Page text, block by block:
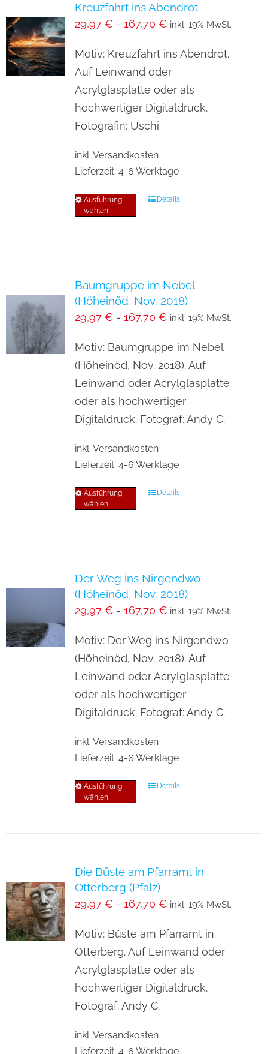
auf.
Optionen
können
auf
der
Produktseite
werden
Kreuzfahrt ins Abendrot
29,97 €- 167,70 € inkl. 19% MwSt.
Motiv: Kreuzfahrt ins Abendrot.
Auf Leinwand oder
Acrylglasplatte oder als
hochwertiger Digitaldruck.
Fotografin: Uschi
inkl. Versandkosten
Lieferzeit: 4-6 Werktage
Ausführung
wählen
Dieses
auf.
können
auf
der
Produktseite
gewählt
Details
Baumgruppe im Nebel
(Höheinöd, Nov. 2018)
29,97 €- 167,70 € inkl. 19% MwSt.
Motiv: Baumgruppe im Nebel
(Höheinöd, Nov. 2018). Auf
Leinwand oder Acrylglasplatte
oder als hochwertiger
Digitaldruck. Fotograf: Andy C.
inkl. Versandkosten
Lieferzeit: 4-6 Werktage
Ausführung
wählen
Dieses
auf.
können
auf
der
Produktseite
gewählt
Details
Der Weg ins Nirgendwo
(Höheinöd, Nov. 2018)
29,97 €- 167,70 € inkl. 19% MwSt.
Motiv: Der Weg ins Nirgendwo
(Höheinöd, Nov. 2018). Auf
Leinwand oder Acrylglasplatte
oder als hochwertiger
Digitaldruck. Fotograf: Andy C.
inkl. Versandkosten
Lieferzeit: 4-6 Werktage
Ausführung
wählen
Dieses
auf.
können
auf
der
Produktseite
gewählt
Details
Die Büste am Pfarramt in
Otterberg (Pfalz)
29,97 €- 167,70 € inkl. 19% MwSt.
Motiv: Büste am Pfarramt in
Otterberg. Auf Leinwand oder
Acrylglasplatte oder als
hochwertiger Digitaldruck.
Fotograf: Andy C.
inkl. Versandkosten
Lieferzeit: 4-6 Werktage